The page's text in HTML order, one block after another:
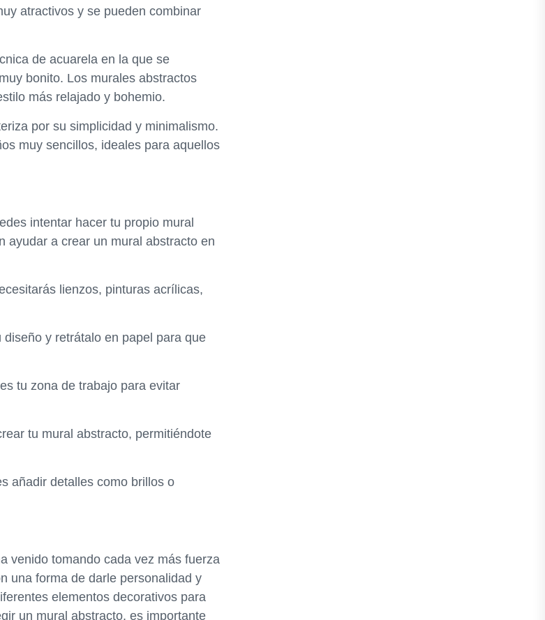
atractivos y se pueden combinar
de acuarela en la que se
bonito. Los murales abstractos
más relajado y bohemio.
por su simplicidad y minimalismo.
muy sencillos, ideales para aquellos
intentar hacer tu propio mural
ayudar a crear un mural abstracto en
lienzos, pinturas acrílicas,
y retrátalo en papel para que
tu zona de trabajo para evitar
tu mural abstracto, permitiéndote
añadir detalles como brillos o
venido tomando cada vez más fuerza
una forma de darle personalidad y
elementos decorativos para
un mural abstracto, es importante